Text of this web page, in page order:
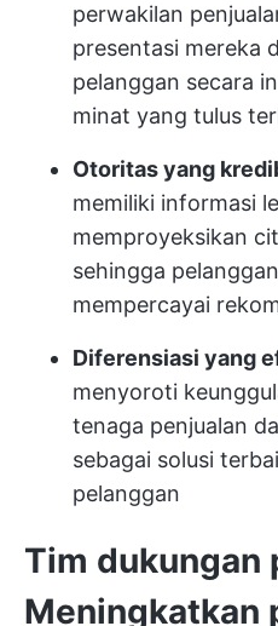
perwakilan
presentasi mereka
pelanggan secara
minat yang tulus
Otoritas yang
memiliki informasi
memproyeksikan
sehingga
mempercayai
Diferensiasi yang
menyoroti
tenaga penjualan
sebagai solusi
pelanggan
Tim dukungan
Meningkatkan